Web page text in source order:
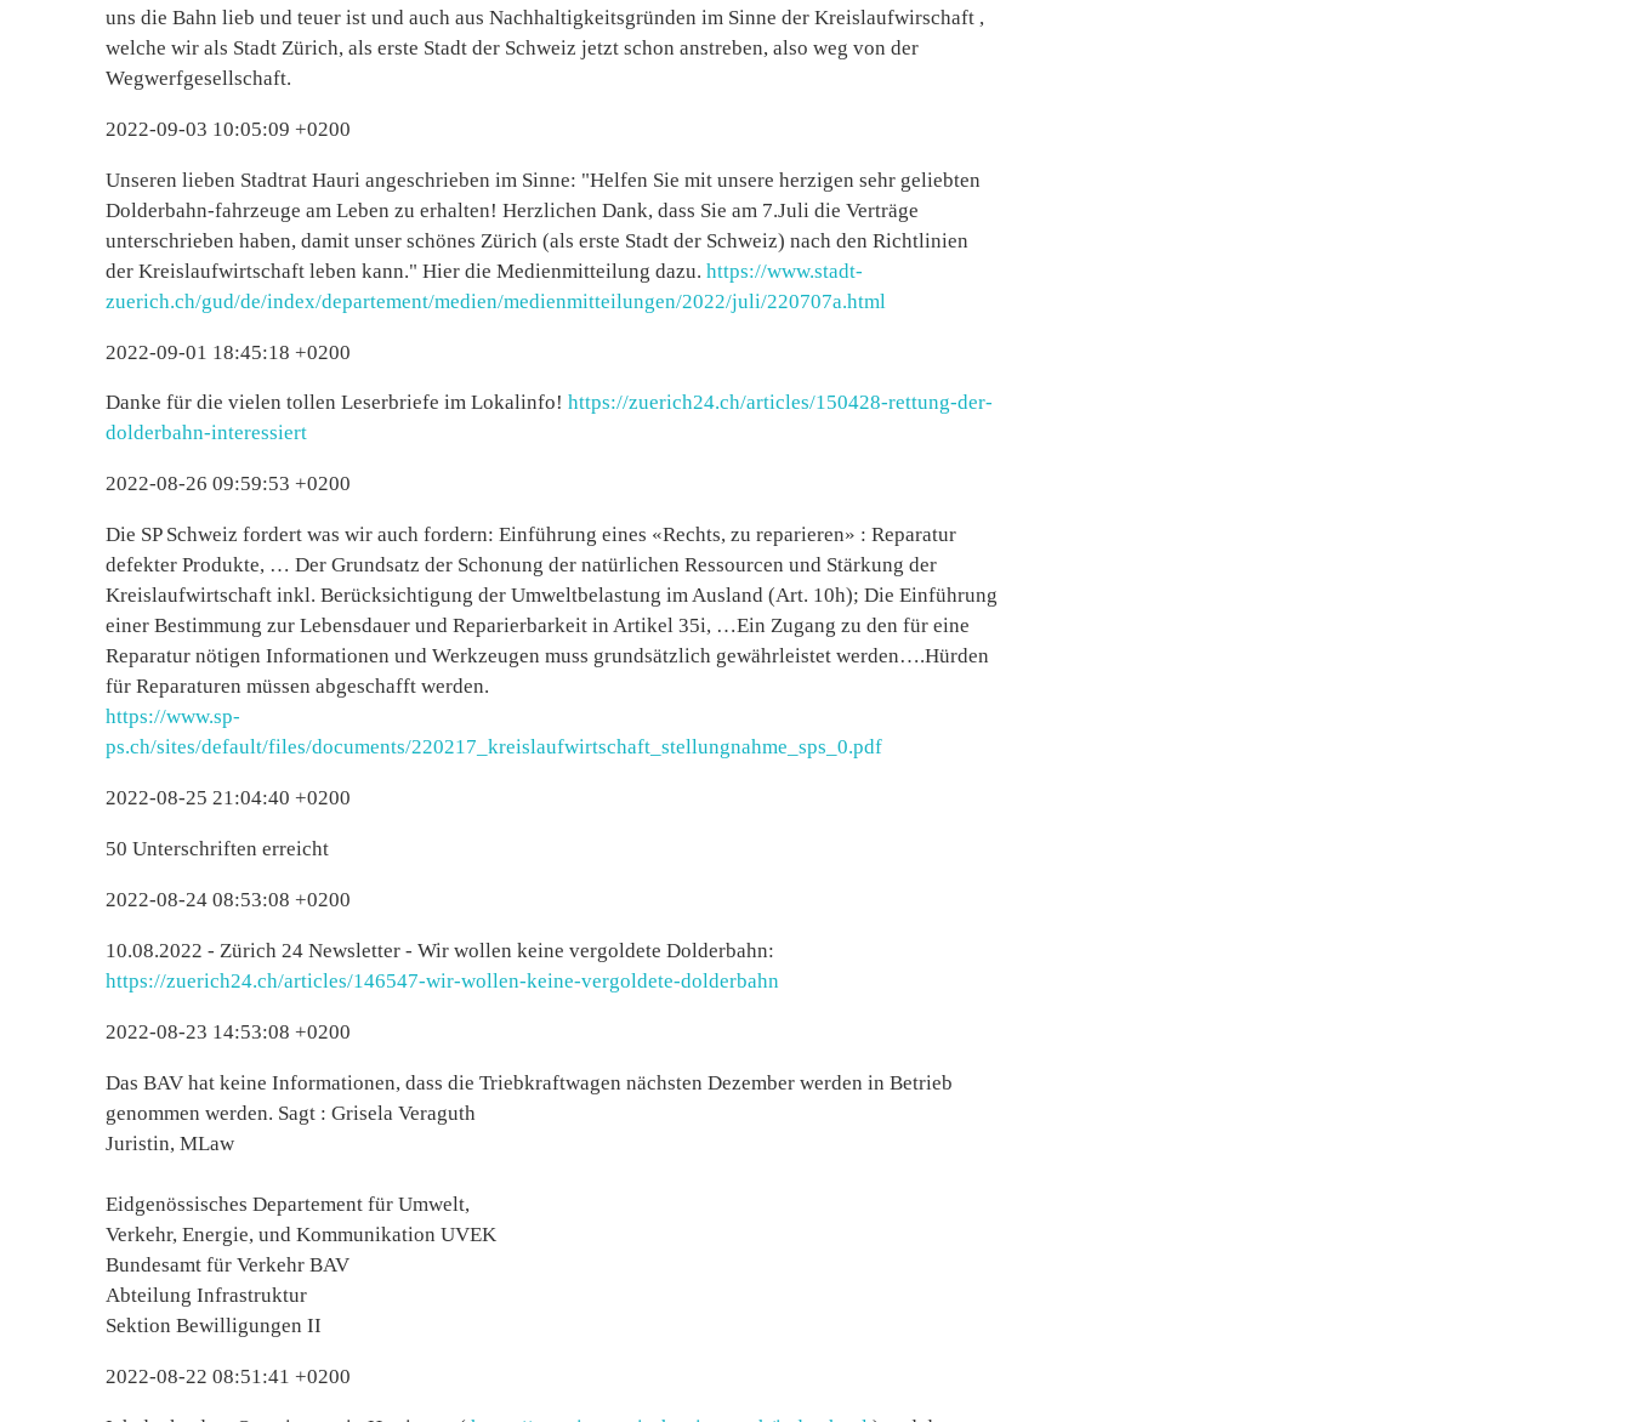
uns die Bahn lieb und teuer ist und auch aus Nachhaltigkeitsgründen im Sinne der Kreislaufwirschaft ,
welche wir als Stadt Zürich, als erste Stadt der Schweiz jetzt schon anstreben, also weg von der
Wegwerfgesellschaft.
2022-09-03 10:05:09 +0200
Unseren lieben Stadtrat Hauri angeschrieben im Sinne: "Helfen Sie mit unsere herzigen sehr geliebten
Dolderbahn-fahrzeuge am Leben zu erhalten! Herzlichen Dank, dass Sie am 7.Juli die Verträge
unterschrieben haben, damit unser schönes Zürich (als erste Stadt der Schweiz) nach den Richtlinien
der Kreislaufwirtschaft leben kann." Hier die Medienmitteilung dazu. https://www.stadt-
zuerich.ch/gud/de/index/departement/medien/medienmitteilungen/2022/juli/220707a.html
2022-09-01 18:45:18 +0200
Danke für die vielen tollen Leserbriefe im Lokalinfo! https://zuerich24.ch/articles/150428-rettung-der-
dolderbahn-interessiert
2022-08-26 09:59:53 +0200
Die SP Schweiz fordert was wir auch fordern: Einführung eines «Rechts, zu reparieren» : Reparatur
defekter Produkte, … Der Grundsatz der Schonung der natürlichen Ressourcen und Stärkung der
Kreislaufwirtschaft inkl. Berücksichtigung der Umweltbelastung im Ausland (Art. 10h); Die Einführung
einer Bestimmung zur Lebensdauer und Reparierbarkeit in Artikel 35i, …Ein Zugang zu den für eine
Reparatur nötigen Informationen und Werkzeugen muss grundsätzlich gewährleistet werden….Hürden
für Reparaturen müssen abgeschafft werden.
https://www.sp-
ps.ch/sites/default/files/documents/220217_kreislaufwirtschaft_stellungnahme_sps_0.pdf
2022-08-25 21:04:40 +0200
50 Unterschriften erreicht
2022-08-24 08:53:08 +0200
10.08.2022 - Zürich 24 Newsletter - Wir wollen keine vergoldete Dolderbahn:
https://zuerich24.ch/articles/146547-wir-wollen-keine-vergoldete-dolderbahn
2022-08-23 14:53:08 +0200
Das BAV hat keine Informationen, dass die Triebkraftwagen nächsten Dezember werden in Betrieb
genommen werden. Sagt : Grisela Veraguth
Juristin, MLaw
Eidgenössisches Departement für Umwelt,
Verkehr, Energie, und Kommunikation UVEK
Bundesamt für Verkehr BAV
Abteilung Infrastruktur
Sektion Bewilligungen II
2022-08-22 08:51:41 +0200